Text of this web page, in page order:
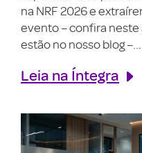
na NRF 2026 e
evento – confira neste
estão no nosso blog –...
Leia na Íntegra